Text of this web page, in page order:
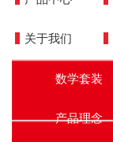
关于我们
数学套装
产品理念